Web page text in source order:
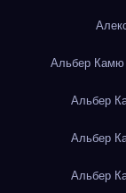
Альбер
Альбер
Альбер
Альбер